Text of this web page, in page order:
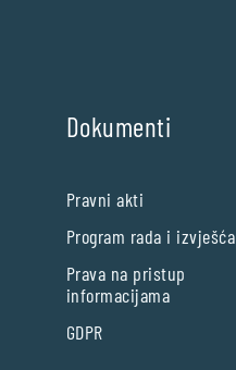
Dokumenti
Pravni akti
Program rada i izvješća
Prava na pristup
informacijama
GDPR